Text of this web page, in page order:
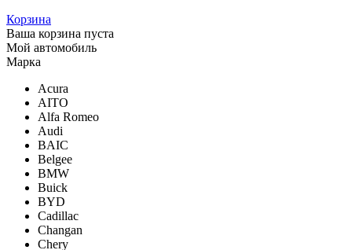
Корзина
Ваша корзина пуста
Мой автомобиль
Марка
Acura
AITO
Alfa Romeo
Audi
BAIC
Belgee
BMW
Buick
BYD
Cadillac
Changan
Chery